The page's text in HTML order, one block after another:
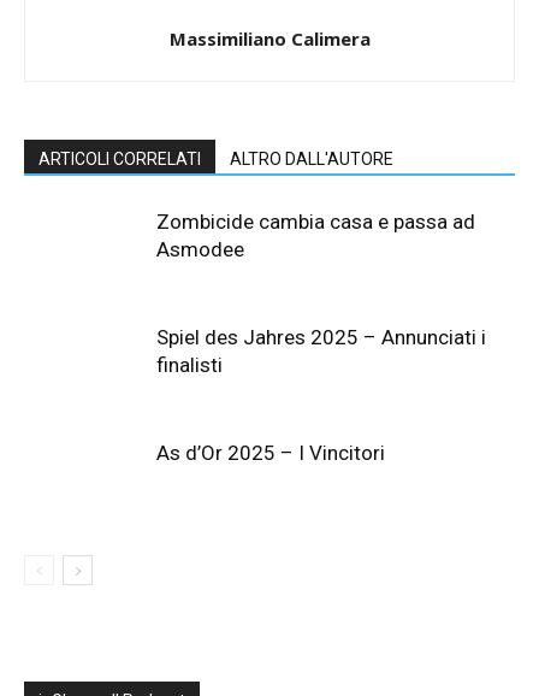
Massimiliano Calimera
ARTICOLI CORRELATI ALTRO DALL'AUTORE
Zombicide cambia casa e passa ad
Asmodee
Spiel des Jahres 2025 – Annunciati i
finalisti
As d’Or 2025 – I Vincitori